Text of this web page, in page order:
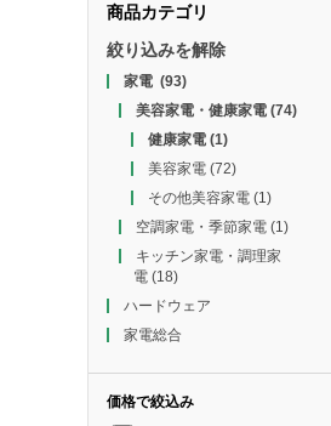
商品カテゴリ
絞り込みを解除
家電(93)
美容家電・健康家電(74)
健康家電(1)
美容家電(72)
その他美容家電(1)
空調家電・季節家電(1)
キッチン家電・調理家
電(18)
ハードウェア
家電総合
価格で絞込み